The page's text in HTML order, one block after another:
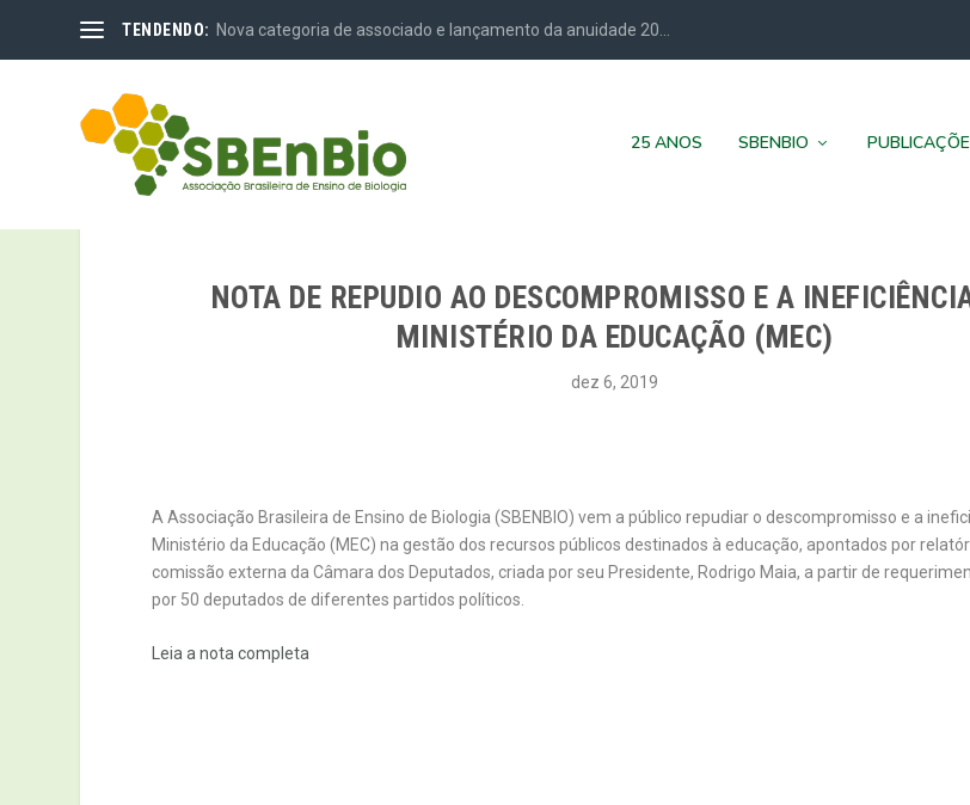
TENDENDO: Nova categoria de associado e lançamento da anuidade 20...
25 ANOS SBENBIO
NOTA DE REPUDIO AO DESCOMPROMISSO E A
MINISTÉRIO DA EDUCAÇÃO (MEC)
dez 6, 2019
A Associação Brasileira de Ensino de Biologia (SBENBIO) vem a público repudiar o descompromisso e a
Ministério da Educação (MEC) na gestão dos recursos públicos destinados à educação, apontados por
comissão externa da Câmara dos Deputados, criada por seu Presidente, Rodrigo Maia, a partir de
por 50 deputados de diferentes partidos políticos.
Leia a nota completa